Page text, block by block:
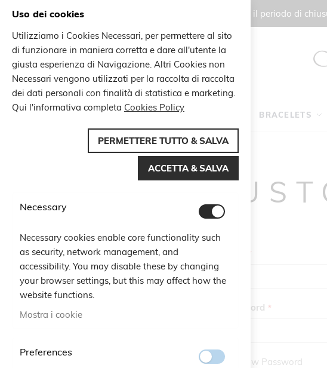
Gli ordini effettuati durante il periodo di
Search
BRACELETS
Password
Show Password
Uso dei cookies
Utilizziamo i Cookies Necessari, per permettere al sito
di funzionare in maniera corretta e dare all'utente la
giusta esperienza di Navigazione. Altri Cookies non
Necessari vengono utilizzati per la raccolta di raccolta
dei dati personali con finalità di statistica e marketing.
Qui l'informativa completa Cookies Policy
PERMETTERE TUTTO & SALVA
ACCETTA & SALVA
Necessary
Necessary cookies enable core functionality such
as security, network management, and
accessibility. You may disable these by changing
your browser settings, but this may affect how the
website functions.
Mostra i cookie
Preferences